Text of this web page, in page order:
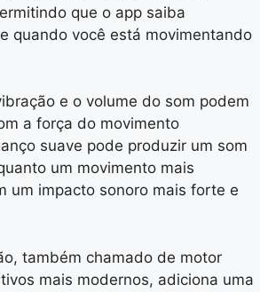
que o app saiba
quando você está movimentando
e o volume do som podem
a força do movimento
suave pode produzir um som
um movimento mais
um impacto sonoro mais forte e
também chamado de motor
mais modernos, adiciona uma